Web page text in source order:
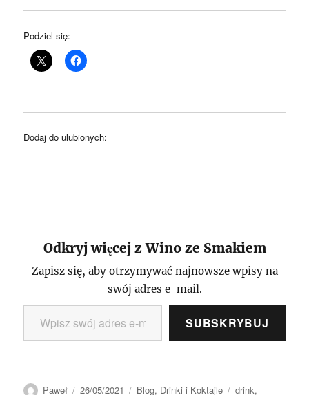
Podziel się:
Dodaj do ulubionych:
Odkryj więcej z Wino ze Smakiem
Zapisz się, aby otrzymywać najnowsze wpisy na
swój adres e-mail.
Wpisz swój adres e-mail…
SUBSKRYBUJ
Autor
Paweł Data
26/05/2021 Kategorie
Blog, Drinki i Koktajle Tagi
drink,